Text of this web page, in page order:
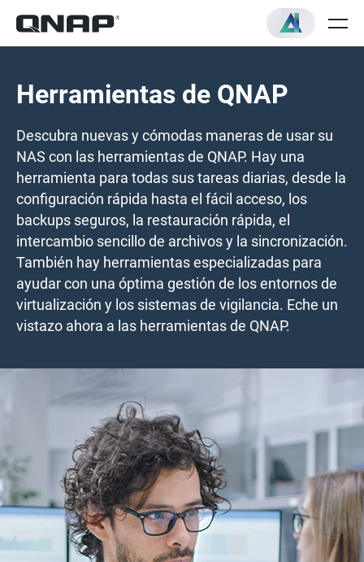
Herramientas de QNAP
Descubra nuevas y cómodas maneras de usar su
NAS con las herramientas de QNAP. Hay una
herramienta para todas sus tareas diarias, desde la
configuración rápida hasta el fácil acceso, los
backups seguros, la restauración rápida, el
intercambio sencillo de archivos y la sincronización.
También hay herramientas especializadas para
ayudar con una óptima gestión de los entornos de
virtualización y los sistemas de vigilancia. Eche un
vistazo ahora a las herramientas de QNAP.